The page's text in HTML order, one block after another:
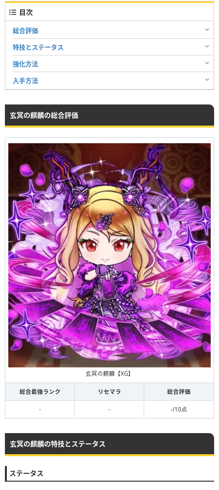
目次
総合評価
特技とステータス
強化方法
入手方法
玄冥の麒麟の総合評価
玄冥の麒麟【XG】
総合最強ランク リセマラ 総合評価
- - -/10点
玄冥の麒麟の特技とステータス
ステータス